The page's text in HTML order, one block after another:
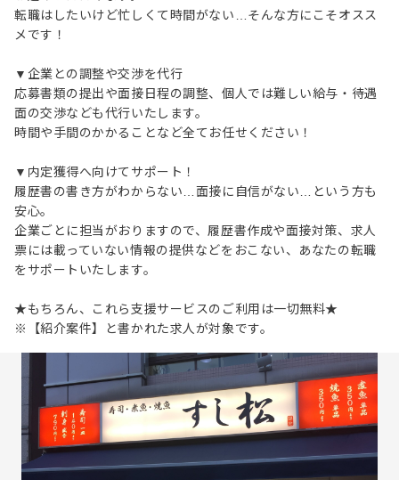
転職はしたいけど忙しくて時間がない…そんな方にこそオスス
メです！
▼企業との調整や交渉を代行
応募書類の提出や面接日程の調整、個人では難しい給与・待遇
面の交渉なども代行いたします。
時間や手間のかかることなど全てお任せください！
▼内定獲得へ向けてサポート！
履歴書の書き方がわからない…面接に自信がない…という方も
安心。
企業ごとに担当がおりますので、履歴書作成や面接対策、求人
票には載っていない情報の提供などをおこない、あなたの転職
をサポートいたします。
★もちろん、これら支援サービスのご利用は一切無料★
※【紹介案件】と書かれた求人が対象です。